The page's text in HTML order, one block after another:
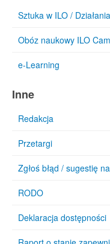
Sztuka w ILO /
Obóz naukowy ILO
e-Learning
Inne
Redakcja
Przetargi
Zgłoś błąd / sugestię
RODO
Deklaracja dostępności